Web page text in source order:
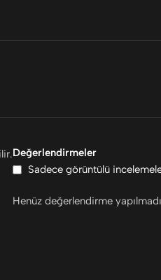
Değerlendirmeler
Sadece görüntülü
Henüz değerlendirme